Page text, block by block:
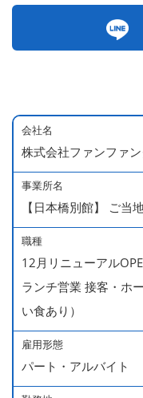
会社名
株式会社ファンファ
事業所名
【日本橋別館】 ご当
職種
12月リニューアル
ランチ営業 接客・ホ
い食あり）
雇用形態
パート・アルバイト